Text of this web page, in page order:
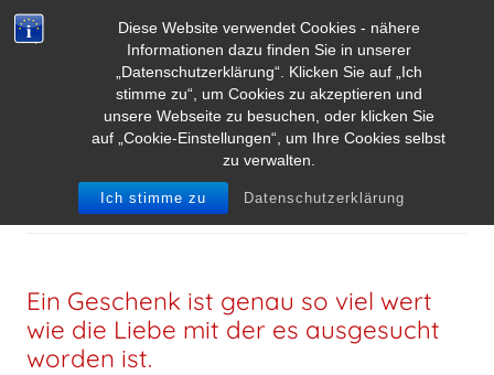
Diese Website verwendet Cookies - nähere
Informationen dazu finden Sie in unserer
„Datenschutzerklärung“. Klicken Sie auf „Ich
stimme zu“, um Cookies zu akzeptieren und
unsere Webseite zu besuchen, oder klicken Sie
auf „Cookie-Einstellungen“, um Ihre Cookies selbst
zu verwalten.
Ich stimme zu Datenschutzerklärung
ARCHIV DER KATEGORIE:GESCHENK
Ein Geschenk ist genau so viel wert
wie die Liebe mit der es ausgesucht
worden ist.